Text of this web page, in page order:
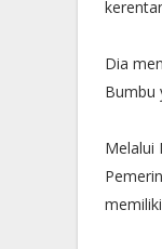
Dia
Bumbu
Melalui